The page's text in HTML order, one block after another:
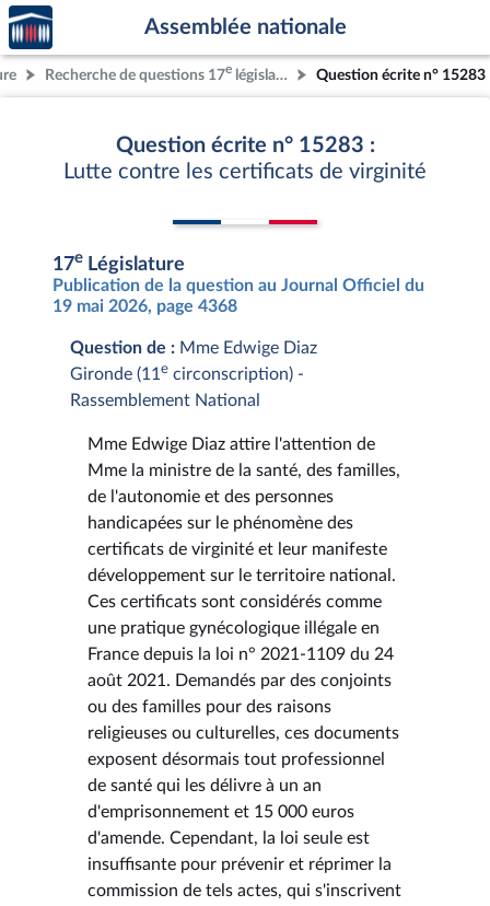
Aller au contenu
Aller en bas de la page
Accèder
à la
page
d'accueil
Assemblée nationale
Recherche de questions 17e législature Question écrite n° 15283
Question écrite n° 15283 :
Lutte contre les certificats de virginité
17e Législature
Publication de la question au Journal Officiel du
19 mai 2026, page 4368
Question de : Mme Edwige Diaz
Gironde (11 e circonscription) -
Rassemblement National
Mme Edwige Diaz attire l'attention de
Mme la ministre de la santé, des familles,
de l'autonomie et des personnes
handicapées sur le phénomène des
certificats de virginité et leur manifeste
développement sur le territoire national.
Ces certificats sont considérés comme
une pratique gynécologique illégale en
France depuis la loi n° 2021-1109 du 24
août 2021. Demandés par des conjoints
ou des familles pour des raisons
religieuses ou culturelles, ces documents
exposent désormais tout professionnel
de santé qui les délivre à un an
d'emprisonnement et 15 000 euros
d'amende. Cependant, la loi seule est
insuffisante pour prévenir et réprimer la
commission de tels actes, qui s'inscrivent